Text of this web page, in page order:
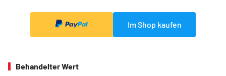
Im Shop kaufen
Behandelter Wert